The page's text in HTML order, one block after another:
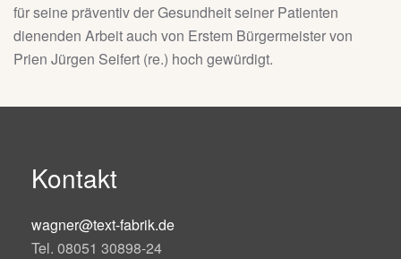
für seine präventiv der Gesundheit seiner Patienten
dienenden Arbeit auch von Erstem Bürgermeister von
Prien Jürgen Seifert (re.) hoch gewürdigt.
Kontakt
wagner@text-fabrik.de
Tel. 08051 30898-24